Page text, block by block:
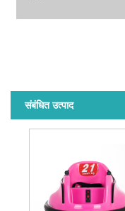
संबंधित उत्पाद